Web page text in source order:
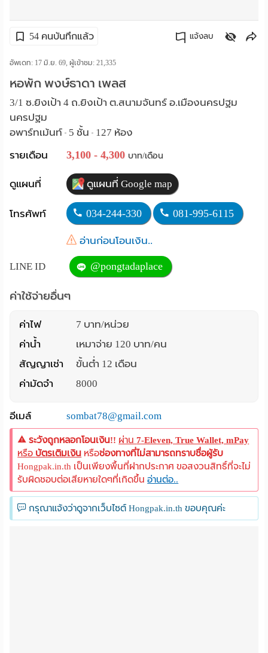
โฆษณา
ลง
ประกาศ
ฟรี
Language
:
English
54 คนบันทึกแล้ว แจ้งลบ
อัพเดท: 17 มิ.ย. 69, ผู้เข้าชม:21,335
หอพัก พงษ์ธาดา เพลส
3/1 ซ.ยิงเป้า 4 ถ.ยิงเป้า ต.สนามจันทร์ อ.เมืองนครปฐม
นครปฐม
อพาร์ทเม้นท์ • 5 ชั้น • 127 ห้อง
รายเดือน
3,100 - 4,300 บาท/เดือน
ดูแผนที่ ดูแผนที่ Google map
โทรศัพท์ 034-244-330 081-995-6115
อ่านก่อนโอนเงิน..
LINE ID @pongtadaplace
ค่าใช้จ่ายอื่นๆ
ค่าไฟ
7 บาท/หน่วย
ค่าน้ำ
เหมาจ่าย 120 บาท/คน
สัญญาเช่า
ขั้นต่ำ 12 เดือน
ค่ามัดจำ
8000
อีเมล์ sombat78@gmail.com
ระวังถูกหลอกโอนเงิน!! ผ่าน7-Eleven, True Wallet, mPay
หรือ บัตรเติมเงิน หรือช่องทางที่ไม่สามารถทราบชื่อผู้รับ
Hongpak.in.th เป็นเพียงพื้นที่ฝากประกาศ ขอสงวนสิทธิ์ที่จะไม่
รับผิดชอบต่อเสียหายใดๆที่เกิดขึ้นอ่านต่อ..
กรุณาแจ้งว่าดูจากเว็บไซต์ Hongpak.in.th ขอบคุณค่ะ